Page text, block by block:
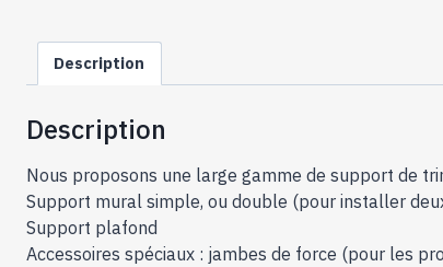
Description
Description
Nous proposons une large gamme de support de
Support mural simple, ou double (pour installer
Support plafond
Accessoires spéciaux : jambes de force (pour les